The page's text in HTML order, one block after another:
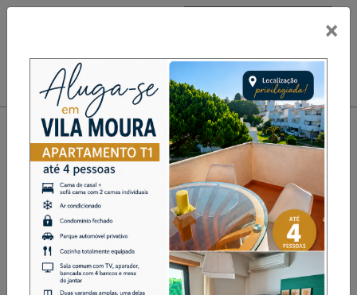
Toggle navigation
×
Câmara Municipal de Baião
promove Festa de Natal
Sénior nos dias 14 e 20 de
dezembro